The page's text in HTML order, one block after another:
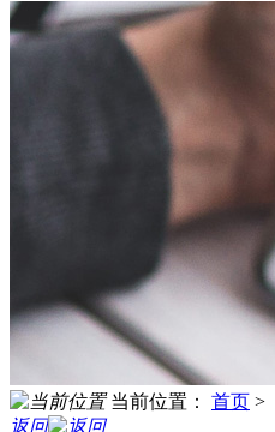
当前位置： 首页 >
返回